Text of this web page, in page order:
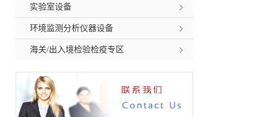
实验室设备
环境监测分析仪器设备
海关/出入境检验检疫专区